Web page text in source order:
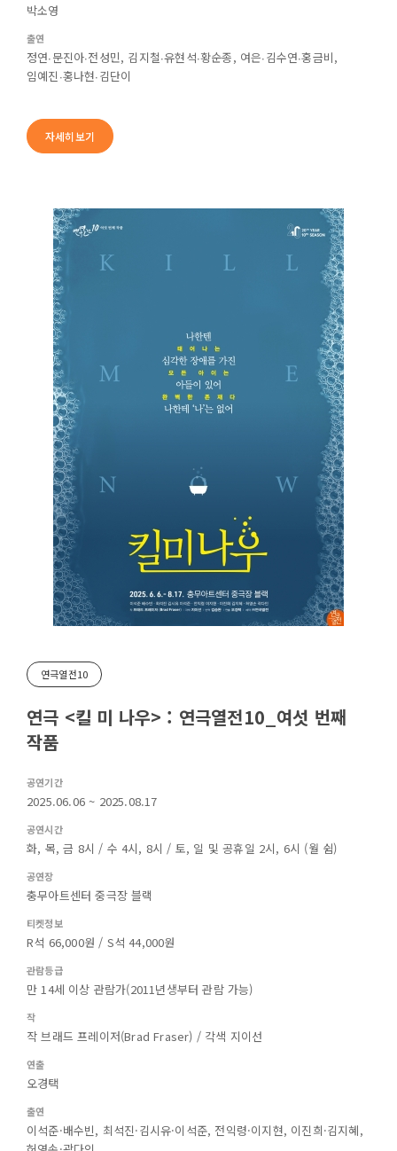
박소영
출연
정연∙문진아∙전성민, 김지철∙유현석∙황순종, 여은∙김수연∙홍금비,
임예진∙홍나현∙김단이
자세히보기
연극열전10
연극 <킬 미 나우> : 연극열전10_여섯 번째
작품
공연기간
2025.06.06 ~ 2025.08.17
공연시간
화, 목, 금 8시 / 수 4시, 8시 / 토, 일 및 공휴일 2시, 6시 (월 쉼)
공연장
충무아트센터 중극장 블랙
티켓정보
R석 66,000원 / S석 44,000원
관람등급
만 14세 이상 관람가(2011년생부터 관람 가능)
작
작 브래드 프레이저(Brad Fraser) / 각색 지이선
연출
오경택
출연
이석준·배수빈, 최석진·김시유·이석준, 전익령·이지현, 이진희·김지혜,